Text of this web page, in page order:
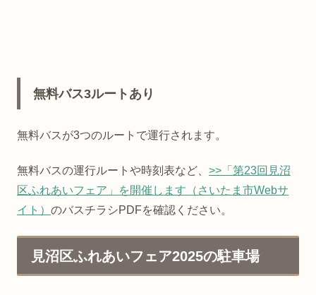
無料バス3ルートあり
無料バスが3つのルートで運行されます。
無料バスの運行ルートや時刻表など、 >>「第23回見沼
区ふれあいフェア」を開催します（さいたま市Webサ
イト） のバスチラシPDFを確認ください。
見沼区ふれあいフェア2025の駐車場